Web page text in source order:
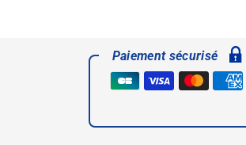
Paiement sécurisé